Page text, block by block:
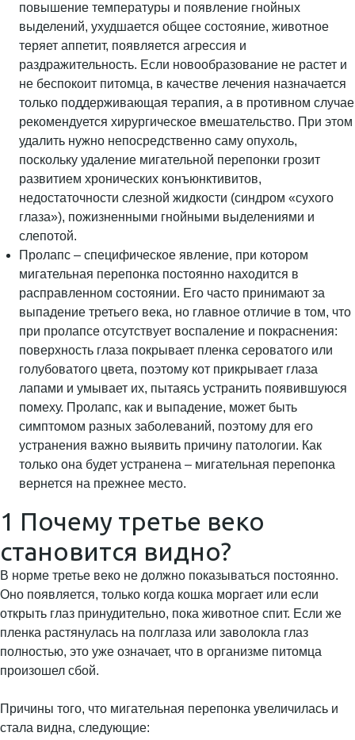
повышение температуры и появление гнойных
выделений, ухудшается общее состояние, животное
теряет аппетит, появляется агрессия и
раздражительность. Если новообразование не растет и
не беспокоит питомца, в качестве лечения назначается
только поддерживающая терапия, а в противном случае
рекомендуется хирургическое вмешательство. При этом
удалить нужно непосредственно саму опухоль,
поскольку удаление мигательной перепонки грозит
развитием хронических конъюнктивитов,
недостаточности слезной жидкости (синдром «сухого
глаза»), пожизненными гнойными выделениями и
слепотой.
Пролапс – специфическое явление, при котором
мигательная перепонка постоянно находится в
расправленном состоянии. Его часто принимают за
выпадение третьего века, но главное отличие в том, что
при пролапсе отсутствует воспаление и покраснения:
поверхность глаза покрывает пленка сероватого или
голубоватого цвета, поэтому кот прикрывает глаза
лапами и умывает их, пытаясь устранить появившуюся
помеху. Пролапс, как и выпадение, может быть
симптомом разных заболеваний, поэтому для его
устранения важно выявить причину патологии. Как
только она будет устранена – мигательная перепонка
вернется на прежнее место.
1 Почему третье веко
становится видно?
В норме третье веко не должно показываться постоянно.
Оно появляется, только когда кошка моргает или если
открыть глаз принудительно, пока животное спит. Если же
пленка растянулась на полглаза или заволокла глаз
полностью, это уже означает, что в организме питомца
произошел сбой.
Причины того, что мигательная перепонка увеличилась и
стала видна, следующие: